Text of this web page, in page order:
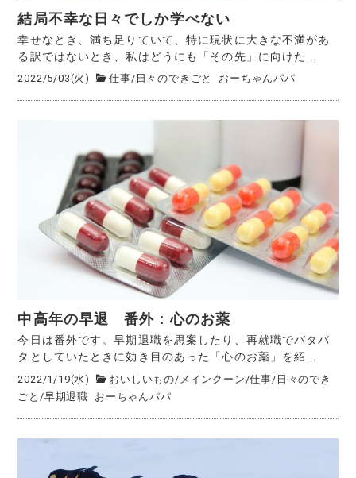
結局不幸な日々でしか学べない
幸せなとき、満ち足りていて、特に現状に大きな不満があ
る訳ではないとき、私はどうにも「その先」に向けた...
2022/5/03(火) 仕事/ 日々のできごと おーちゃんパパ
中高年の早退 番外：心のお薬
今日は番外です。早期退職を思案したり、再就職でバタバ
タとしていたときに効き目のあった「心のお薬」を紹...
2022/1/19(水) おいしいもの/ メインクーン /仕事/ 日々のでき
ごと /早期退職 おーちゃんパパ